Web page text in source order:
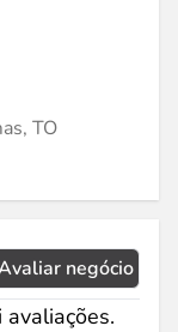
TO
negócio